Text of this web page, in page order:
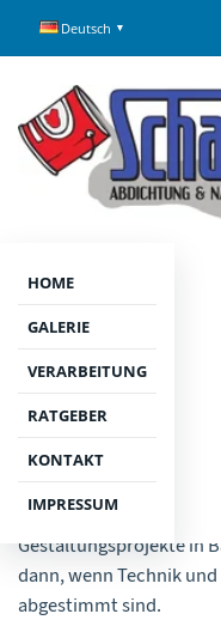
Deutsch
HOME
GALERIE
VERARBEITUNG
RATGEBER
KONTAKT
IMPRESSUM
HÖNNINGEN
Farbgestaltung
Prüfung bis
Gestaltungsprojekte in
dann, wenn Technik
abgestimmt sind.